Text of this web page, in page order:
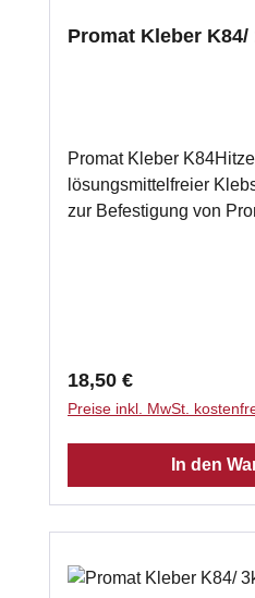
Promat Kleber K84/
Promat Kleber
lösungsmittelfreier
zur Befestigung von
Abbindezeit: 8 h Laut Herstellerempfehlung
benötigen Sie ca. 2kg
Promasilplatte.
Regulärer Preis:
18,50 €
Preise inkl. MwSt.
In den